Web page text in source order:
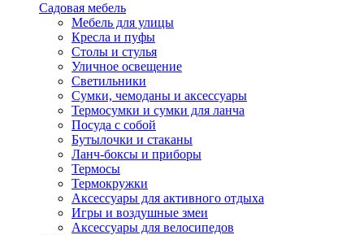
Садовая мебель
Мебель для улицы
Кресла и пуфы
Столы и стулья
Уличное освещение
Светильники
Сумки, чемоданы и аксессуары
Термосумки и сумки для ланча
Посуда с собой
Бутылочки и стаканы
Ланч-боксы и приборы
Термосы
Термокружки
Аксессуары для активного отдыха
Игры и воздушные змеи
Аксессуары для велосипедов